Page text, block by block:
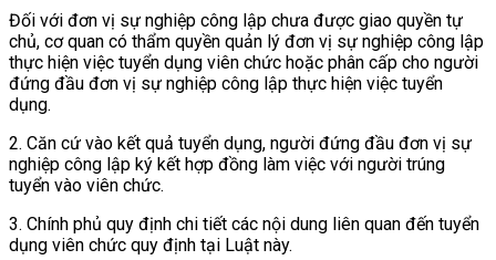
Đối với đơn vị sự nghiệp công lập chưa được giao quyền tự
chủ, cơ quan có thẩm quyền quản lý đơn vị sự nghiệp công lập
thực hiện việc tuyển dụng viên chức hoặc phân cấp cho người
đứng đầu đơn vị sự nghiệp công lập thực hiện việc tuyển
dụng.
2. Căn cứ vào kết quả tuyển dụng, người đứng đầu đơn vị sự
nghiệp công lập ký kết hợp đồng làm việc với người trúng
tuyển vào viên chức.
3. Chính phủ quy định chi tiết các nội dung liên quan đến tuyển
dụng viên chức quy định tại Luật này.